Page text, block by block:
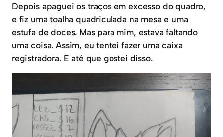
Depois apaguei os traços em excesso do quadro,
e fiz uma toalha quadriculada na mesa e uma
estufa de doces. Mas para mim, estava faltando
uma coisa. Assim, eu tentei fazer uma caixa
registradora. E até que gostei disso.